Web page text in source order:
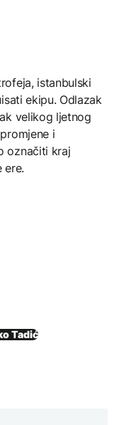
istanbulski
ekipu. Odlazak
velikog ljetnog
i
označiti kraj
ere.
Tadić